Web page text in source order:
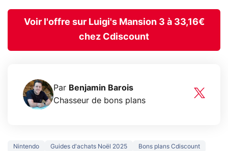
Voir l'offre sur Luigi's Mansion 3 à 33,16€
chez Cdiscount
Par Benjamin Barois
Chasseur de bons plans
Nintendo Guides d'achats Noël 2025 Bons plans Cdiscount